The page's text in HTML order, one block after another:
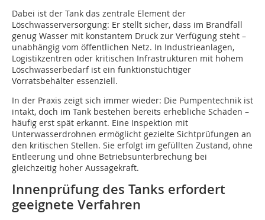
Dabei ist der Tank das zentrale Element der
Löschwasserversorgung: Er stellt sicher, dass im Brandfall
genug Wasser mit konstantem Druck zur Verfügung steht –
unabhängig vom öffentlichen Netz. In Industrieanlagen,
Logistikzentren oder kritischen Infrastrukturen mit hohem
Löschwasserbedarf ist ein funktionstüchtiger
Vorratsbehälter essenziell.
In der Praxis zeigt sich immer wieder: Die Pumpentechnik ist
intakt, doch im Tank bestehen bereits erhebliche Schäden –
häufig erst spät erkannt. Eine Inspektion mit
Unterwasserdrohnen ermöglicht gezielte Sichtprüfungen an
den kritischen Stellen. Sie erfolgt im gefüllten Zustand, ohne
Entleerung und ohne Betriebsunterbrechung bei
gleichzeitig hoher Aussagekraft.
Innenprüfung des Tanks erfordert
geeignete Verfahren